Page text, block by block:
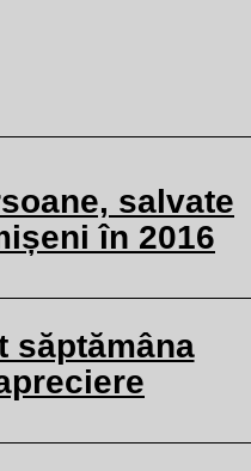
salvate
în 2016
săptămâna